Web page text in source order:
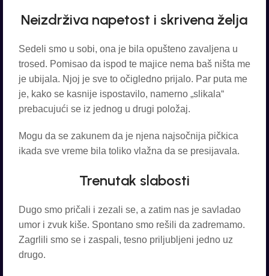
Neizdrživa napetost i skrivena želja
Sedeli smo u sobi, ona je bila opušteno zavaljena u
trosed. Pomisao da ispod te majice nema baš ništa me
je ubijala. Njoj je sve to očigledno prijalo. Par puta me
je, kako se kasnije ispostavilo, namerno „slikala“
prebacujući se iz jednog u drugi položaj.
Mogu da se zakunem da je njena najsočnija pičkica
ikada sve vreme bila toliko vlažna da se presijavala.
Trenutak slabosti
Dugo smo pričali i zezali se, a zatim nas je savladao
umor i zvuk kiše. Spontano smo rešili da zadremamo.
Zagrlili smo se i zaspali, tesno priljubljeni jedno uz
drugo.